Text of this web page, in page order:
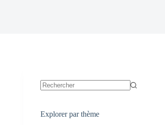
Explorer par thème